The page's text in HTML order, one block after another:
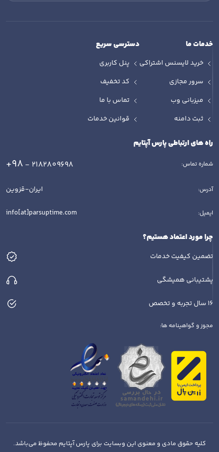
خدمات ما
خرید لایسنس اشتراکی
سرور مجازی
میزبانی وب
ثبت دامنه
دسترسی سریع
پنل کاربری
کد تخفیف
تماس با ما
قوانین خدمات
راه های ارتباطی پارس آپتایم
شماره تماس: +98- 2182809698
آدرس: ایران-قزوین
ایمیل: info[at]parsuptime.com
چرا مورد اعتماد هستیم؟
تضمین کیفیت خدمات
پشتیبانی همیشگی
16 سال تجربه و تخصص
مجوز و گواهینامه ها:
کلیه حقوق مادی و معنوی این وبسایت برای پارس آپتایم محفوظ می‌باشد.